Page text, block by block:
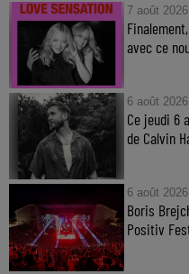
7 août 2026
avec ce
6 août 2026
Ce jeudi 6
de Calvin
6 août 2026
Boris
Positiv